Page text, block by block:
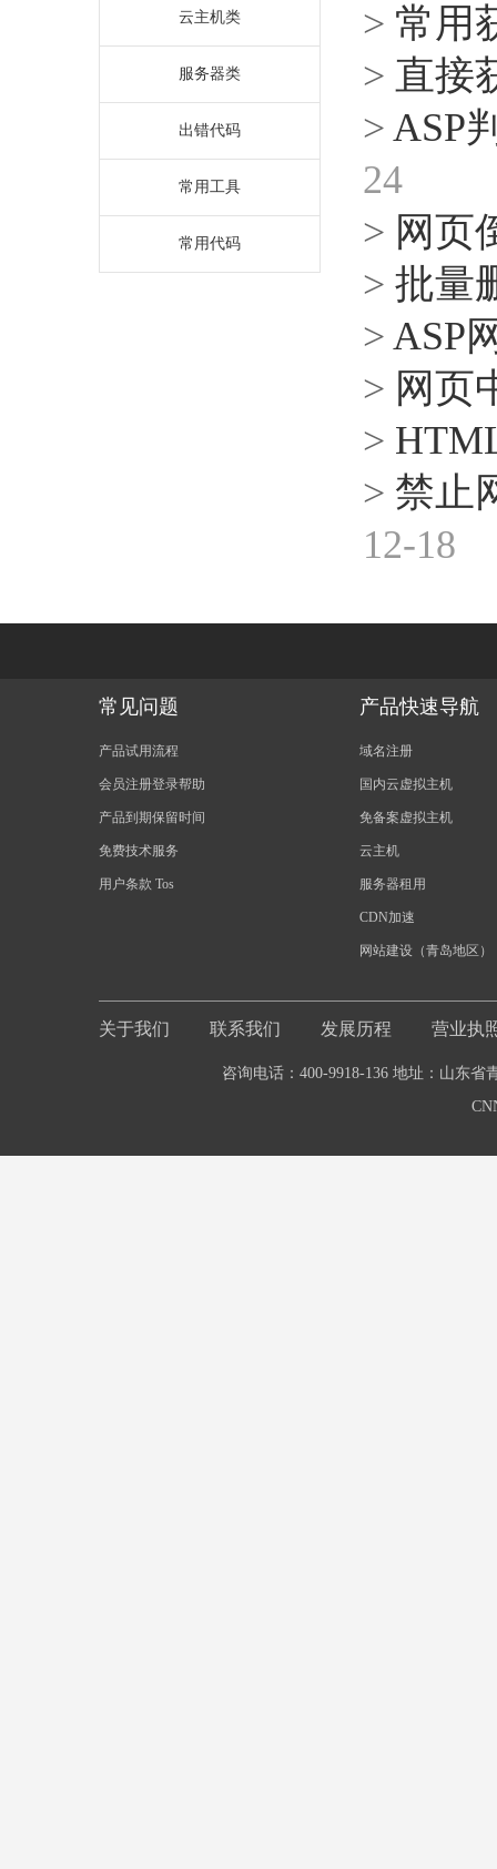
云主机类
服务器类
出错代码
常用工具
常用代码
> 常用
> 直接
> ASP
24
> 网页
> 批量
> ASP
> 网页
>
> 禁止
12-18
常见问题
产品试用流程
会员注册登录帮助
产品到期保留时间
免费技术服务
用户条款 Tos
产品快速导航
域名注册
国内云虚拟主机
免备案虚拟主机
云主机
服务器租用
CDN加速
网站建设（青岛地区）
关于我们 联系我们 发展历程 营业执
咨询电话：400-9918-136 地址：山东省